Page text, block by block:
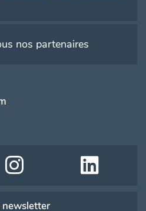
nos partenaires
newsletter